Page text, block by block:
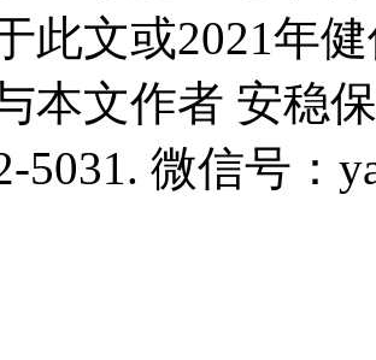
此文或2021年
本文作者 安稳
5031. 微信号：